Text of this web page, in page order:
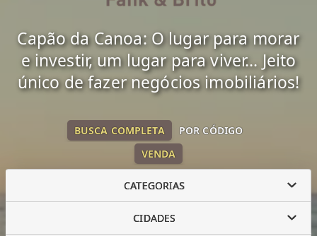
Capão da Canoa: O lugar para morar
e investir, um lugar para viver... Jeito
único de fazer negócios imobiliários!
VENDA
BUSCA COMPLETA POR CÓDIGO
CATEGORIAS
CIDADES